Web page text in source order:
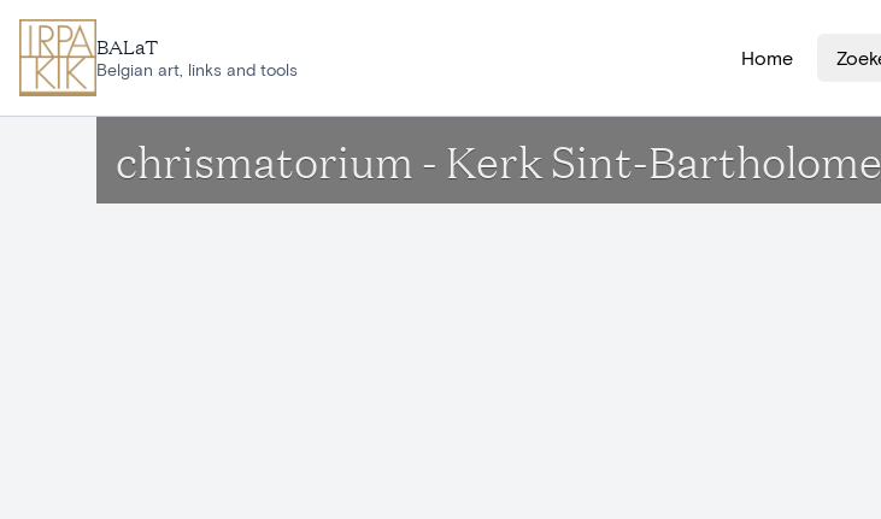
BALaT
Belgian art, links and tools
Home
chrismatorium - Kerk Sint-